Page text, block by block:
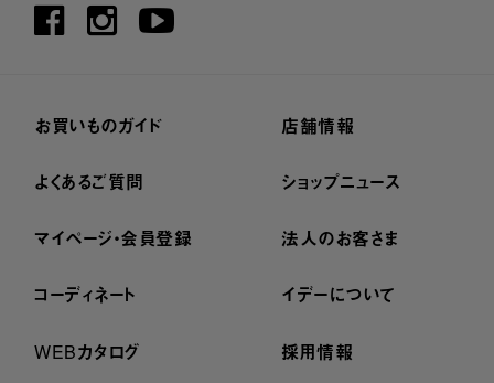
お買いものガイド
よくあるご質問
マイページ・会員登録
コーディネート
WEBカタログ
店舗情報
ショップニュース
法人のお客さま
イデーについて
採用情報